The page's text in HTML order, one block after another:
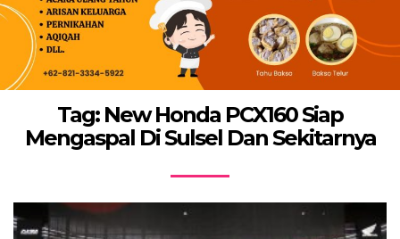
Tag: New Honda PCX160 Siap
Mengaspal Di Sulsel Dan Sekitarnya